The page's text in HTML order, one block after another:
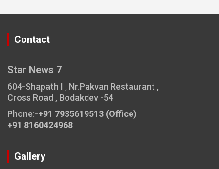
Contact
Star News 7
604-Shapath I , Nr.Pakvan Restaurant ,
Cross Road , Bodakdev -54
Phone:-+91 7935619513 (Office)
+91 8160424968
Gallery